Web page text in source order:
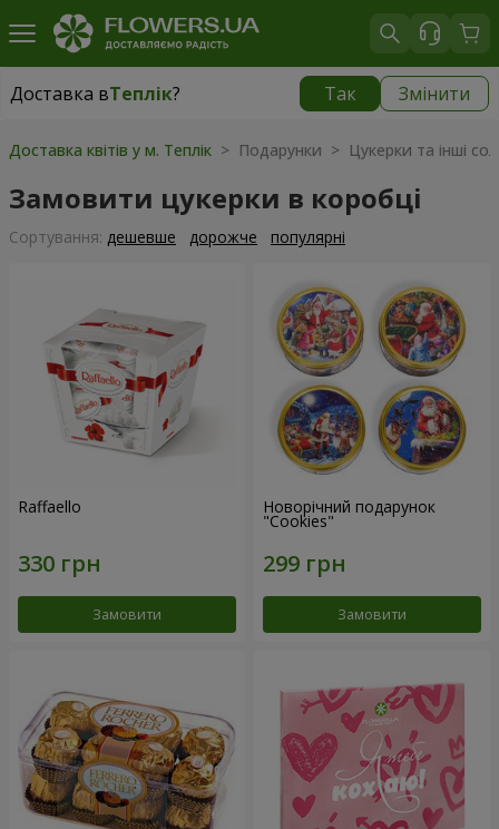
Доставка вТеплік? Так Змінити
Доставка вТеплік|
Доставка квітів у м. Теплік > Подарунки > Цукерки та інші
Замовити цукерки в коробці
Сортування: дешевше дорожче популярні
Raffaello
Замовити
Новорічний подарунок
"Cookies"
Замовити